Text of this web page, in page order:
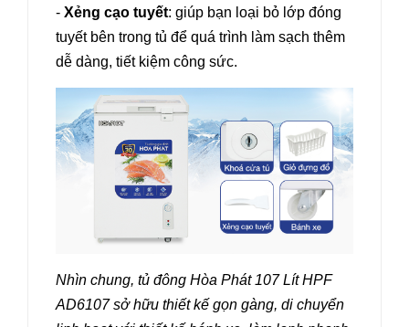
- Xẻng cạo tuyết: giúp bạn loại bỏ lớp đóng
tuyết bên trong tủ để quá trình làm sạch thêm
dễ dàng, tiết kiệm công sức.
Nhìn chung, tủ đông Hòa Phát 107 Lít HPF
AD6107 sở hữu thiết kế gọn gàng, di chuyển